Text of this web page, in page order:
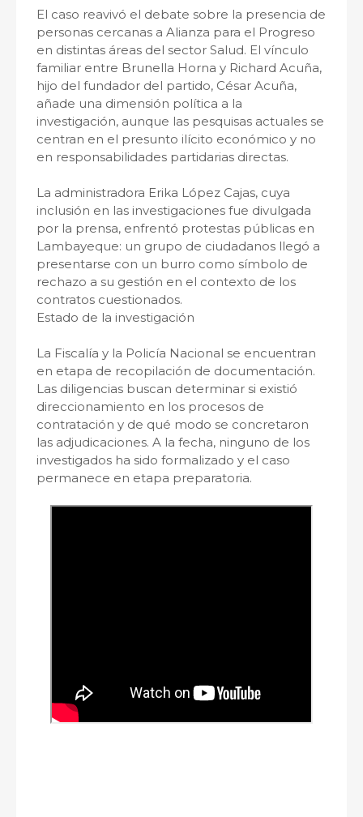
El caso reavivó el debate sobre la presencia de
personas cercanas a Alianza para el Progreso
en distintas áreas del sector Salud. El vínculo
familiar entre Brunella Horna y Richard Acuña,
hijo del fundador del partido, César Acuña,
añade una dimensión política a la
investigación, aunque las pesquisas actuales se
centran en el presunto ilícito económico y no
en responsabilidades partidarias directas.
La administradora Erika López Cajas, cuya
inclusión en las investigaciones fue divulgada
por la prensa, enfrentó protestas públicas en
Lambayeque: un grupo de ciudadanos llegó a
presentarse con un burro como símbolo de
rechazo a su gestión en el contexto de los
contratos cuestionados.
Estado de la investigación
La Fiscalía y la Policía Nacional se encuentran
en etapa de recopilación de documentación.
Las diligencias buscan determinar si existió
direccionamiento en los procesos de
contratación y de qué modo se concretaron
las adjudicaciones. A la fecha, ninguno de los
investigados ha sido formalizado y el caso
permanece en etapa preparatoria.